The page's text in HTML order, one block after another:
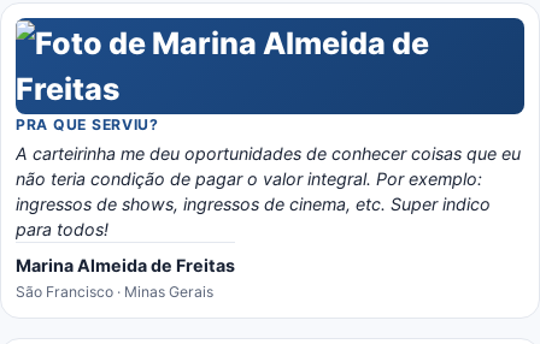
PRA QUE SERVIU?
A carteirinha me deu oportunidades de conhecer coisas que eu
não teria condição de pagar o valor integral. Por exemplo:
ingressos de shows, ingressos de cinema, etc. Super indico
para todos!
Marina Almeida de Freitas
São Francisco · Minas Gerais